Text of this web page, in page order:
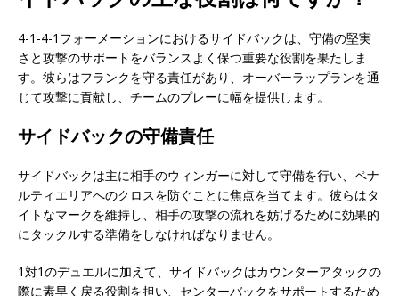
4-1-4-1フォーメーションにおけるサイドバックは、守備の堅実
さと攻撃のサポートをバランスよく保つ重要な役割を果たしま
す。彼らはフランクを守る責任があり、オーバーラップランを通
じて攻撃に貢献し、チームのプレーに幅を提供します。
サイドバックの守備責任
サイドバックは主に相手のウィンガーに対して守備を行い、ペナ
ルティエリアへのクロスを防ぐことに焦点を当てます。彼らはタ
イトなマークを維持し、相手の攻撃の流れを妨げるために効果的
にタックルする準備をしなければなりません。
1対1のデュエルに加えて、サイドバックはカウンターアタックの
際に素早く戻る役割を担い、センターバックをサポートするため